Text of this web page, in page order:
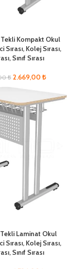
Kompakt Okul
Sırası, Kolej Sırası,
Sınıf Sırası
₺ 2.669,00 ₺
Laminat Okul
Sırası, Kolej Sırası,
Sınıf Sırası